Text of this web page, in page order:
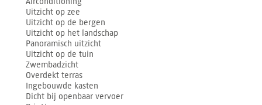
Uitzicht op zee
Uitzicht op de bergen
Uitzicht op het landschap
Panoramisch uitzicht
Uitzicht op de tuin
Zwembadzicht
Overdekt terras
Ingebouwde kasten
Dicht bij openbaar vervoer